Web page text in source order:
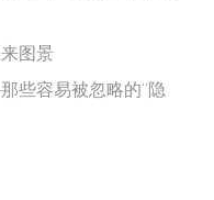
图景
些容易被忽略的“隐